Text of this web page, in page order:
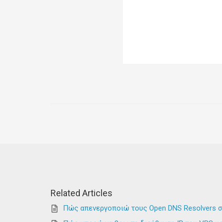
Related Articles
Πώς απενεργοποιώ τους Open DNS Resolvers